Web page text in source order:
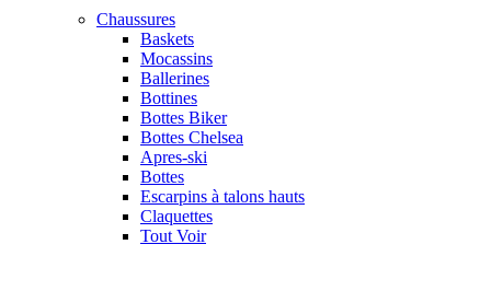
Chaussures
Baskets
Mocassins
Ballerines
Bottines
Bottes Biker
Bottes Chelsea
Apres-ski
Bottes
Escarpins à talons hauts
Claquettes
Tout Voir